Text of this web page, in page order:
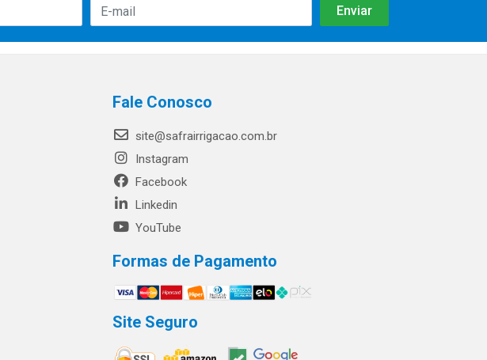
Fale Conosco
site@safrairrigacao.com.br
Instagram
Facebook
Linkedin
YouTube
Formas de Pagamento
Site Seguro